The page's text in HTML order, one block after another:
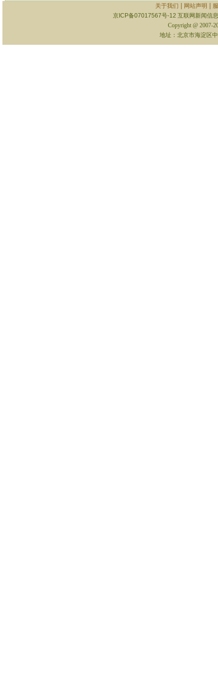
关于我们 网站声明
京ICP备07017567号-12 互联网新闻信
Copyright @ 2007-
地址：北京市海淀区